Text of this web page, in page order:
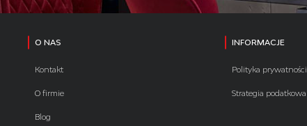
O NAS
Kontakt
O firmie
Blog
INFORMACJE
Polityka prywatności
Strategia podatkowa